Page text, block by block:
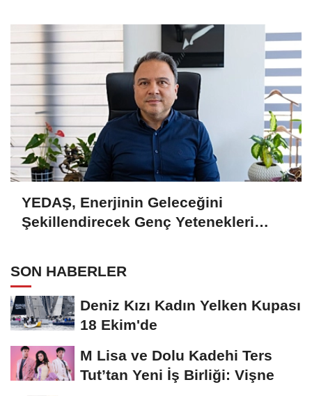
YEDAŞ, Enerjinin Geleceğini
Şekillendirecek Genç Yetenekleri
SON HABERLER
Deniz Kızı Kadın Yelken Kupası
18 Ekim'de
M Lisa ve Dolu Kadehi Ters
Tut’tan Yeni İş Birliği: Vişne